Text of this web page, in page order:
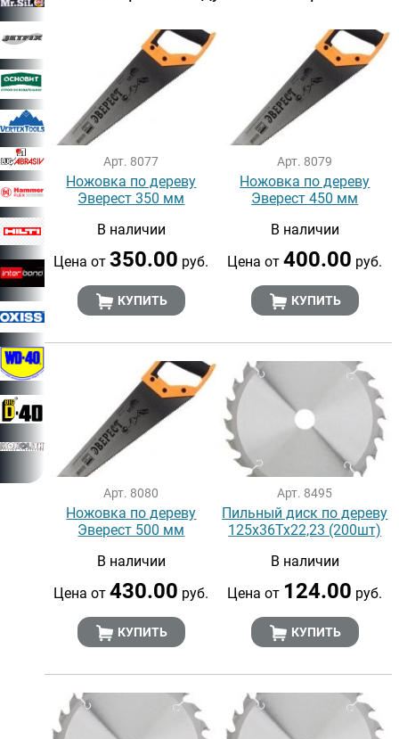
Арт. 8077
Ножовка по дереву
Эверест 350 мм
В наличии
Цена от350.00 руб.
КУПИТЬ
Арт. 8079
Ножовка по дереву
Эверест 450 мм
В наличии
Цена от400.00 руб.
КУПИТЬ
Арт. 8080
Ножовка по дереву
Эверест 500 мм
В наличии
Цена от430.00 руб.
КУПИТЬ
Арт. 8495
Пильный диск по дереву
125х36Тх22,23 (200шт)
В наличии
Цена от 124.00 руб.
КУПИТЬ